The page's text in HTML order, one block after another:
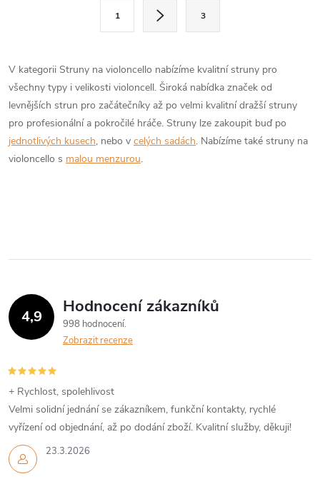
d
a
c
í
k
y
v
p
i
s
u
á
n
k
o
v
á
1 3
V kategorii Struny na violoncello nabízíme kvalitní struny pro
všechny typy i velikosti violoncell. Široká nabídka značek od
levnějších strun pro začátečníky až po velmi kvalitní dražší struny
pro profesionální a pokročilé hráče. Struny lze zakoupit buď po
jednotlivých kusech, nebo v celých sadách. Nabízíme také struny na
violoncello s malou menzurou.
4,9 Hodnocení zákazníků
998 hodnocení
Zobrazit recenze
23.3.2026
+ Rychlost, spolehlivost
Velmi solidní jednání se zákazníkem, funkční kontakty, rychlé
vyřízení od objednání, až po dodání zboží. Kvalitní služby, děkuji!